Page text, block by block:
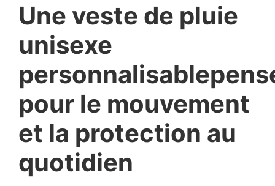
Une veste de pluie
unisexe
pour le mouvement
et la protection au
quotidien